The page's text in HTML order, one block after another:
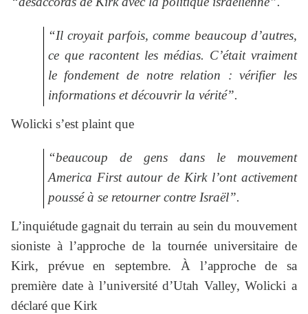
“Il croyait parfois, comme beaucoup d’autres,
ce que racontent les médias. C’était vraiment
le fondement de notre relation : vérifier les
informations et découvrir la vérité”.
Wolicki s’est plaint que
“beaucoup de gens dans le mouvement
America First autour de Kirk l’ont activement
poussé à se retourner contre Israël”.
L’inquiétude gagnait du terrain au sein du mouvement
sioniste à l’approche de la tournée universitaire de
Kirk, prévue en septembre. À l’approche de sa
première date à l’université d’Utah Valley, Wolicki a
déclaré que Kirk